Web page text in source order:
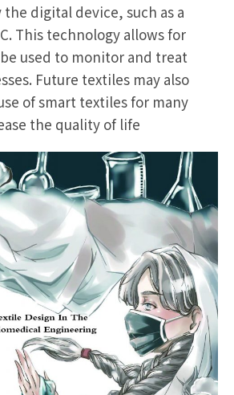
digital device, such as a
This technology allows for
used to monitor and treat
Future textiles may also
of smart textiles for many
the quality of life